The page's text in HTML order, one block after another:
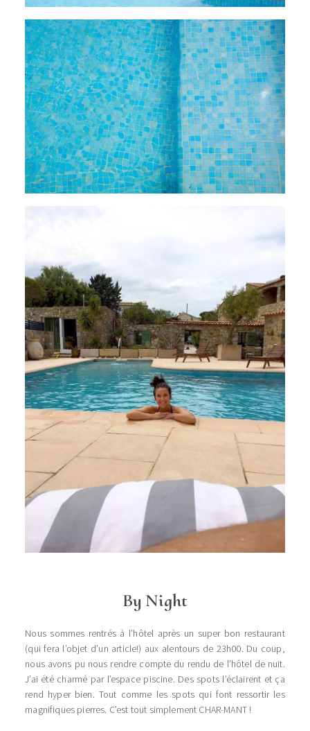
By Night
Nous sommes rentrés à l’hôtel après un super bon restaurant
(qui fera l’objet d’un article!) aux alentours de 23h00. Du coup,
nous avons pu nous rendre compte du rendu de l’hôtel de nuit.
J’ai été charmé par l’espace piscine. Des spots l’éclairent et ça
rend hyper bien. Tout comme les spots qui font ressortir les
magnifiques pierres. C’est tout simplement CHAR-MANT !